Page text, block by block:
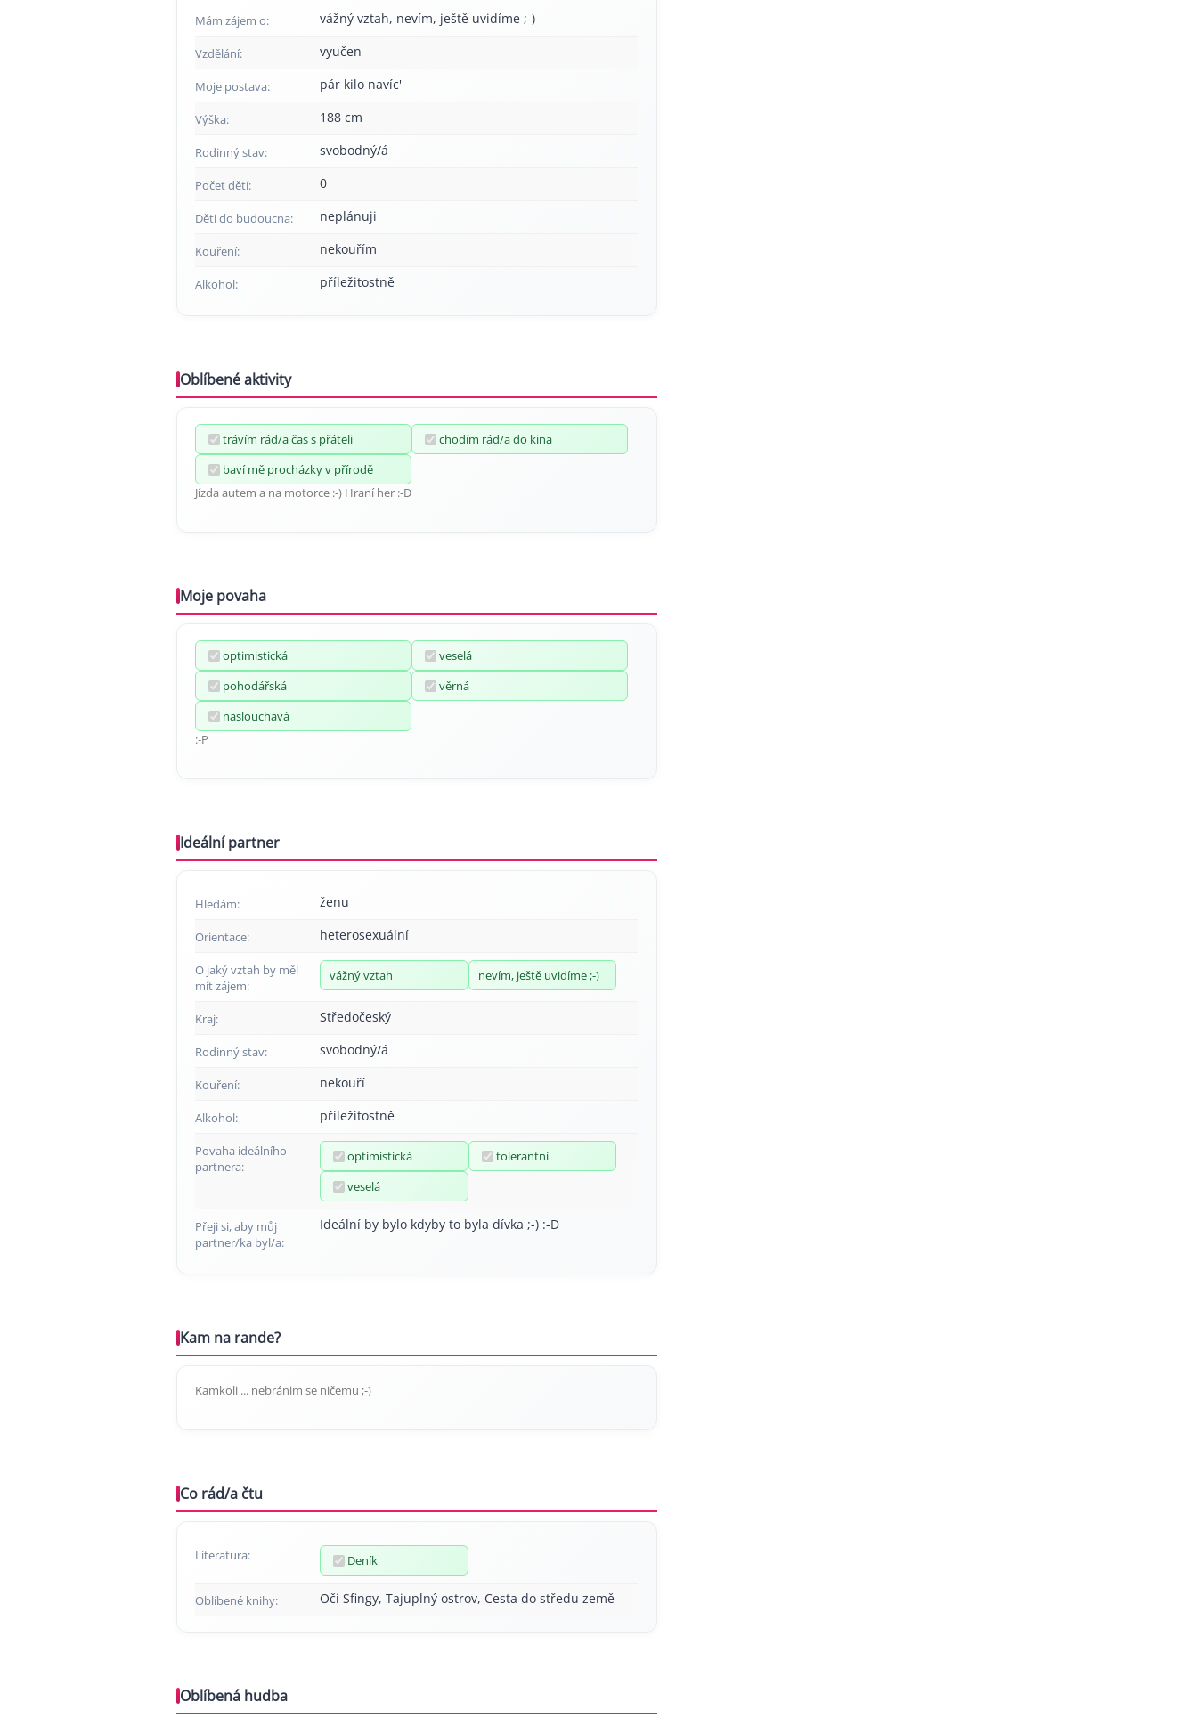
Mám zájem o: vážný vztah, nevím, ještě uvidíme ;-)
Vzdělání: vyučen
Moje postava: pár kilo navíc'
Výška: 188 cm
Rodinný stav: svobodný/á
Počet dětí: 0
Děti do budoucna: neplánuji
Kouření: nekouřím
Alkohol: příležitostně
Oblíbené aktivity
trávím rád/a čas s přáteli
chodím rád/a do kina
baví mě procházky v přírodě
Jízda autem a na motorce :-) Hraní her :-D
Moje povaha
optimistická
veselá
pohodářská
věrná
naslouchavá
:-P
Ideální partner
Hledám: ženu
Orientace: heterosexuální
O jaký vztah by měl
mít zájem:
vážný vztah nevím, ještě uvidíme ;-)
Kraj: Středočeský
Rodinný stav: svobodný/á
Kouření: nekouří
Alkohol: příležitostně
Povaha ideálního
partnera:
optimistická
tolerantní
veselá
Přeji si, aby můj
partner/ka byl/a:
Ideální by bylo kdyby to byla dívka ;-) :-D
Kam na rande?
Kamkoli ... nebránim se ničemu ;-)
Co rád/a čtu
Literatura: Deník
Oblíbené knihy: Oči Sfingy, Tajuplný ostrov, Cesta do středu země
Oblíbená hudba